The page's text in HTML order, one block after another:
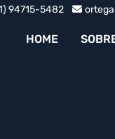
94715-5482
HOME